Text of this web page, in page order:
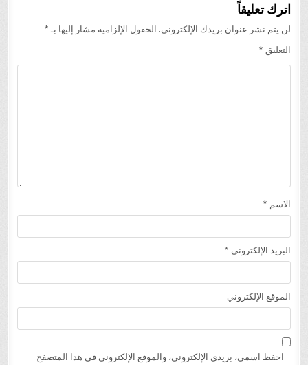
اترك تعليقاً
لن يتم نشر عنوان بريدك الإلكتروني. الحقول الإلزامية مشار إليها بـ *
التعليق *
الاسم *
البريد الإلكتروني *
الموقع الإلكتروني
احفظ اسمي، بريدي الإلكتروني، والموقع الإلكتروني في هذا المتصفح